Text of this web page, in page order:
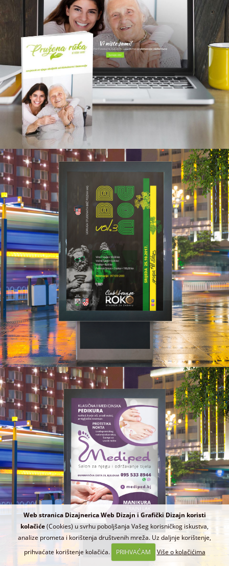
Web stranica Dizajnerica Web Dizajn i Grafički Dizajn koristi
kolačiće(Cookies) u svrhu poboljšanja Vašeg korisničkog iskustva,
analize prometa i korištenja društvenih mreža. Uz daljnje korištenje,
prihvaćate korištenje kolačića.
PRIHVAĆAM Više o kolačićima